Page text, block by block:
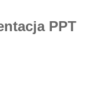
PPT